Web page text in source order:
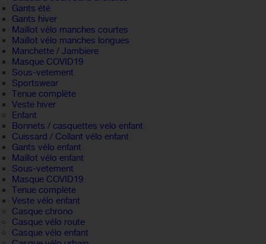
Gants été
Gants hiver
Maillot vélo manches courtes
Maillot vélo manches longues
Manchette / Jambiere
Masque COVID19
Sous-vetement
Sportswear
Tenue complète
Veste hiver
Enfant
Bonnets / casquettes velo enfant
Cuissard / Collant vélo enfant
Gants vélo enfant
Maillot vélo enfant
Sous-vetement
Masque COVID19
Tenue complète
Veste vélo enfant
Casque chrono
Casque vélo route
Casque vélo enfant